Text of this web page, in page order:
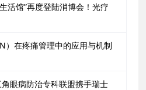
活馆”再度登陆消博会！光疗
）在疼痛管理中的应用与机制
眼病防治专科联盟携手瑞士